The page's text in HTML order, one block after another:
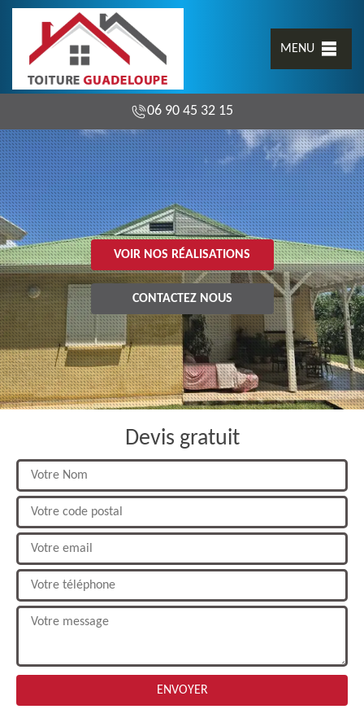
MENU
06 90 45 32 15
VOIR NOS RÉALISATIONS
CONTACTEZ NOUS
Devis gratuit